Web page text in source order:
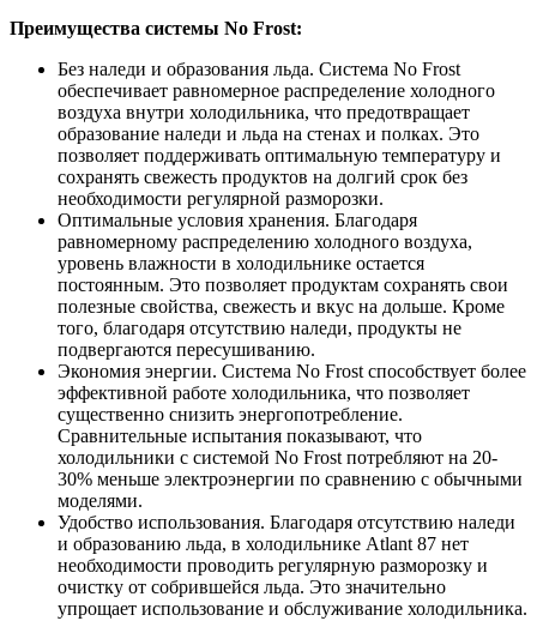
Преимущества системы No Frost:
Без наледи и образования льда. Система No Frost
обеспечивает равномерное распределение холодного
воздуха внутри холодильника, что предотвращает
образование наледи и льда на стенах и полках. Это
позволяет поддерживать оптимальную температуру и
сохранять свежесть продуктов на долгий срок без
необходимости регулярной разморозки.
Оптимальные условия хранения. Благодаря
равномерному распределению холодного воздуха,
уровень влажности в холодильнике остается
постоянным. Это позволяет продуктам сохранять свои
полезные свойства, свежесть и вкус на дольше. Кроме
того, благодаря отсутствию наледи, продукты не
подвергаются пересушиванию.
Экономия энергии. Система No Frost способствует более
эффективной работе холодильника, что позволяет
существенно снизить энергопотребление.
Сравнительные испытания показывают, что
холодильники с системой No Frost потребляют на 20-
30% меньше электроэнергии по сравнению с обычными
моделями.
Удобство использования. Благодаря отсутствию наледи
и образованию льда, в холодильнике Atlant 87 нет
необходимости проводить регулярную разморозку и
очистку от собрившейся льда. Это значительно
упрощает использование и обслуживание холодильника.